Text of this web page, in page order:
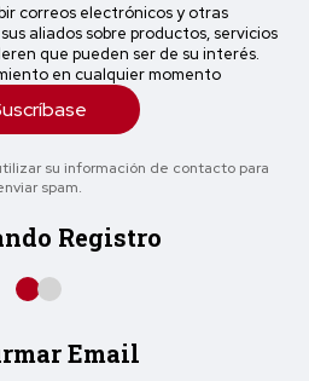
correos electrónicos y otras
aliados sobre productos, servicios
que pueden ser de su interés.
en cualquier momento
su información de contacto para
spam.
Registro
Email